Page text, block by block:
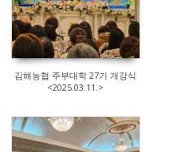
김해농협 주부대학 27기 개강식
<2025.03.11.>